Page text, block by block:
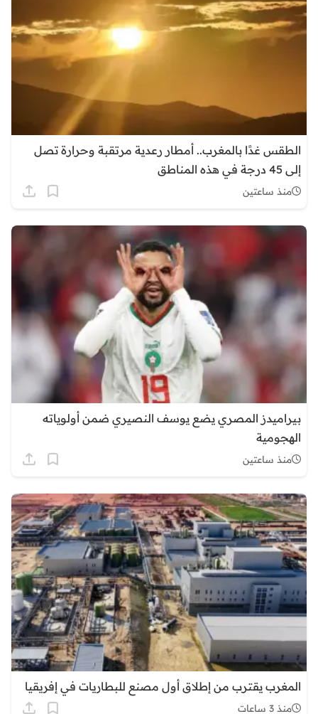
الطقس غدًا بالمغرب.. أمطار رعدية مرتقبة وحرارة تصل
إلى 45 درجة في هذه المناطق
منذ ساعتين
بيراميدز المصري يضع يوسف النصيري ضمن أولوياته
الهجومية
منذ ساعتين
المغرب يقترب من إطلاق أول مصنع للبطاريات في إفريقيا
منذ 3 ساعات